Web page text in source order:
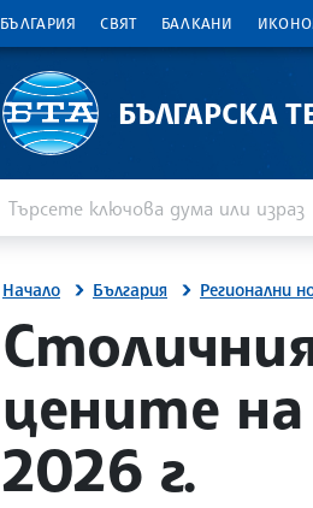
БЪЛГАРИЯ СВЯТ БАЛКАНИ
БЪЛГАРСКА
Начало България Регионални
site.bta
цените
2026 г.